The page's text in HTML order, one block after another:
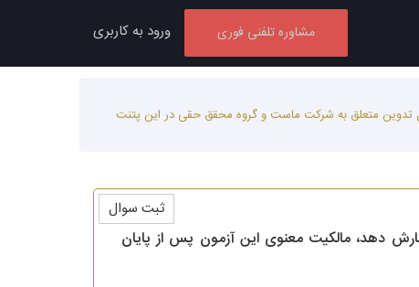
مشاوره تلفنی فوری ورود به کاربری
تدوین متعلق به شرکت ماست و گروه محقق حقی در این پتنت
دهد، مالکیت معنوی این آزمون پس از پایان
ثبت سوال